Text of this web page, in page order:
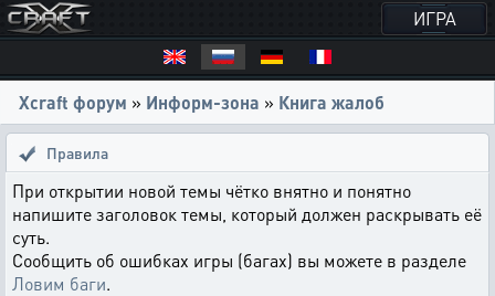
ИГРА
Xcraft форум » Информ-зона » Книга жалоб
Правила
При открытии новой темы чётко внятно и понятно
напишите заголовок темы, который должен раскрывать её
суть.
Сообщить об ошибках игры (багах) вы можете в разделе
Ловим баги.